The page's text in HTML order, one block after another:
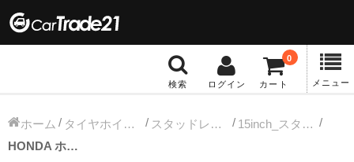
検索 ログイン カート
0
メニュー
冬タイヤホイール
ホーム タイヤホイールセット スタッドレス中古タイヤホイール
15inch_スタッドレス中古タイヤホイール
HONDA ホンダ FIT HYBRID フィット・ハイブリッド 純正 15×5.5J(+45)PCD100-4H リペア ブラックスチール BRIDGESTONE (ブリヂストン) ST30 175/65R15 中古 スタッドレス タイヤホイール 4本 [15gsw075]